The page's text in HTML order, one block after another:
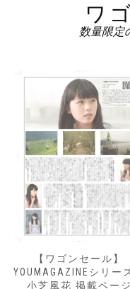
ワ
数量限定
【ワゴンセール】
YOUMAGAZINEシリー
小芝風花 掲載ページ